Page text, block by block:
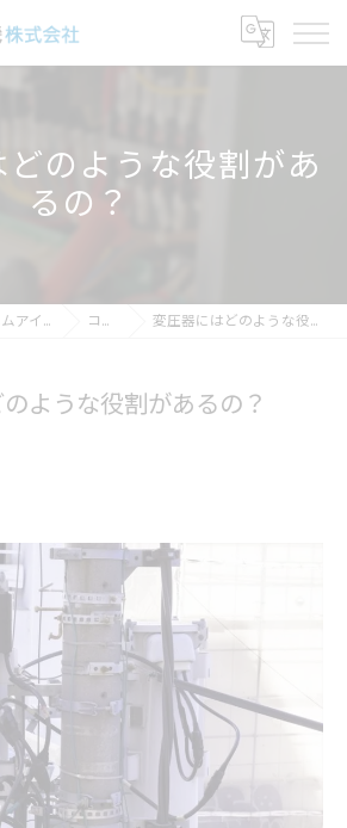
のような役割があ
るの？
制御盤の設計ならエムアイ電機株式会社 コラム 変圧器にはどのような役割があるの？
ような役割があるの？